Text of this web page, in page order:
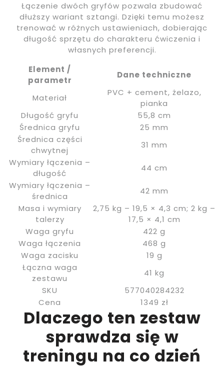
Łączenie dwóch gryfów pozwala zbudować
dłuższy wariant sztangi. Dzięki temu możesz
trenować w różnych ustawieniach, dobierając
długość sprzętu do charakteru ćwiczenia i
własnych preferencji.
Element /
parametr
Dane techniczne
Materiał
PVC + cement, żelazo,
pianka
Długość gryfu
55,8 cm
Średnica gryfu
25 mm
Średnica części
chwytnej
31 mm
Wymiary łączenia –
długość
44 cm
Wymiary łączenia –
średnica
42 mm
Masa i wymiary
talerzy
2,75 kg – 19,5 × 4,3 cm; 2 kg –
17,5 × 4,1 cm
Waga gryfu
422 g
Waga łączenia
468 g
Waga zacisku
19 g
Łączna waga
zestawu
41 kg
SKU
577040284232
Cena
1349 zł
Dlaczego ten zestaw
sprawdza się w
treningu na co dzień